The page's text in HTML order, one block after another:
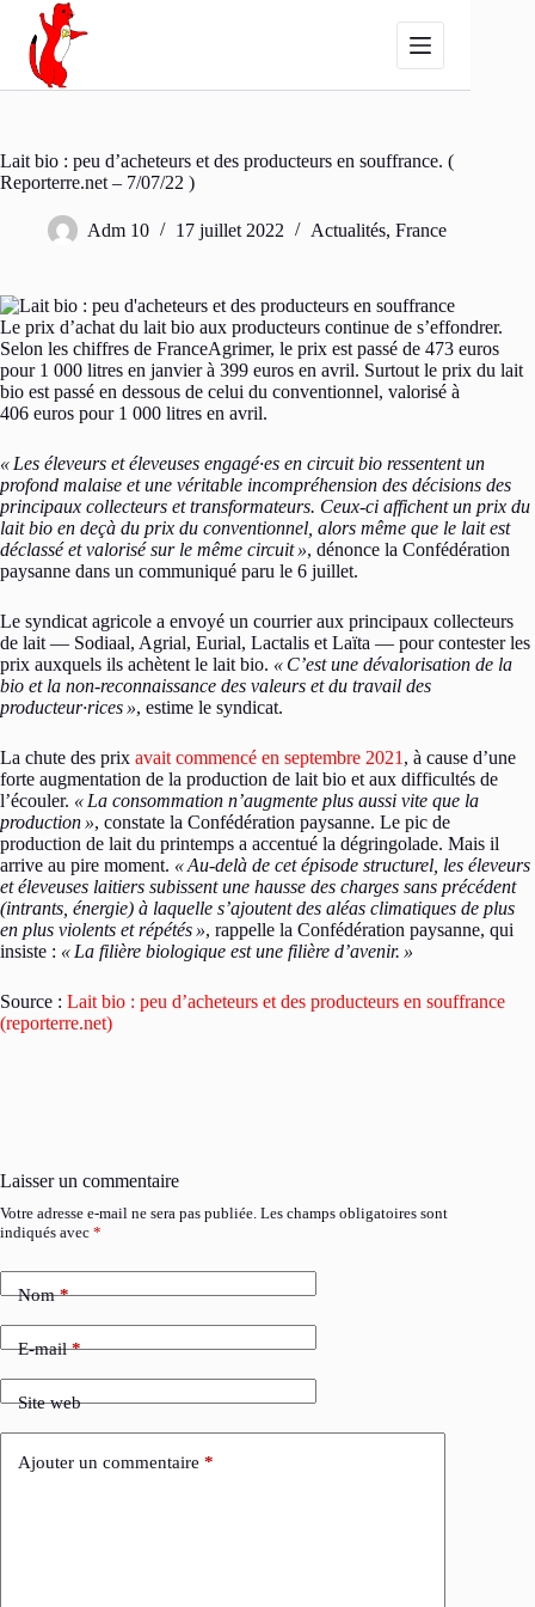
Passer
contenu
Lait bio : peu d’acheteurs et des producteurs en souffrance. (
Reporterre.net – 7/07/22 )
Adm 10 17 juillet 2022 Actualités, France
Le prix d’achat du lait bio aux producteurs continue de s’effondrer.
Selon les chiffres de FranceAgrimer, le prix est passé de 473 euros
pour 1 000 litres en janvier à 399 euros en avril. Surtout le prix du lait
bio est passé en dessous de celui du conventionnel, valorisé à
406 euros pour 1 000 litres en avril.
« Les éleveurs et éleveuses engagé·es en circuit bio ressentent un
profond malaise et une véritable incompréhension des décisions des
principaux collecteurs et transformateurs. Ceux-ci affichent un prix du
lait bio en deçà du prix du conventionnel, alors même que le lait est
déclassé et valorisé sur le même circuit », dénonce la Confédération
paysanne dans un communiqué paru le 6 juillet.
Le syndicat agricole a envoyé un courrier aux principaux collecteurs
de lait — Sodiaal, Agrial, Eurial, Lactalis et Laïta — pour contester les
prix auxquels ils achètent le lait bio. « C’est une dévalorisation de la
bio et la non-reconnaissance des valeurs et du travail des
producteur·rices », estime le syndicat.
La chute des prix avait commencé en septembre 2021 , à cause d’une
forte augmentation de la production de lait bio et aux difficultés de
l’écouler. « La consommation n’augmente plus aussi vite que la
production », constate la Confédération paysanne. Le pic de
production de lait du printemps a accentué la dégringolade. Mais il
arrive au pire moment. «Au-delà de cet épisode structurel, les éleveurs
et éleveuses laitiers subissent une hausse des charges sans précédent
(intrants, énergie) à laquelle s’ajoutent des aléas climatiques de plus
en plus violents et répétés », rappelle la Confédération paysanne, qui
insiste : « La filière biologique est une filière d’avenir. »
Source : Lait bio : peu d’acheteurs et des producteurs en souffrance
(reporterre.net)
Laisser un commentaire
Votre adresse e-mail ne sera pas publiée. Les champs obligatoires sont
indiqués avec *
Nom*
E-mail*
Site web
Ajouter un commentaire *